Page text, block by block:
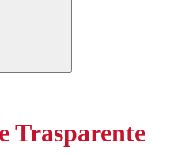
Trasparente